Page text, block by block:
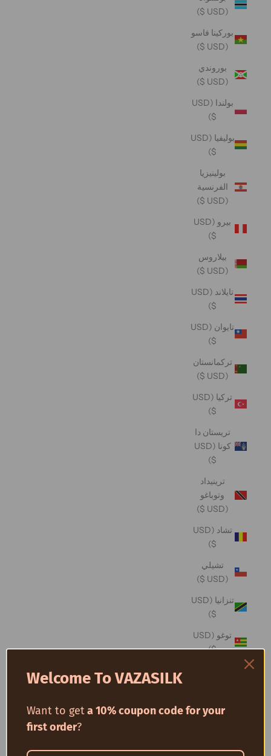
(USD $)
بوركينا فاسو
(USD $)
بوروندي
(USD $)
بولندا (USD
$)
بوليفيا (USD
$)
بولينيزيا
الفرنسية
(USD $)
بيرو (USD
$)
بيلاروس
(USD $)
تايلاند (USD
$)
تايوان (USD
$)
تركمانستان
(USD $)
تركيا (USD
$)
تريستان دا
كونا (USD
$)
ترينيداد
وتوباغو
(USD $)
تشاد (USD
$)
تشيلي
(USD $)
تنزانيا (USD
$)
توغو (USD
$)
توكيلو (USD
Welcome To VAZASILK
Want to geta 10% coupon code for your
first order?